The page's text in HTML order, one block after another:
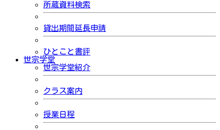
所蔵資料検索
貸出期間延長申請
ひとこと書評
世宗学堂
世宗学堂紹介
クラス案内
授業日程